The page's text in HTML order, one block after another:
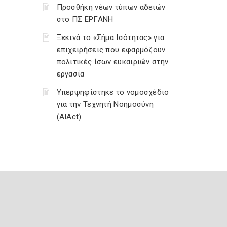
Προσθήκη νέων τύπων αδειών
στο ΠΣ ΕΡΓΑΝΗ
Ξεκινά το «Σήμα Ισότητας» για
επιχειρήσεις που εφαρμόζουν
πολιτικές ίσων ευκαιριών στην
εργασία
Υπερψηφίστηκε το νομοσχέδιο
για την Τεχνητή Νοημοσύνη
(AIAct)